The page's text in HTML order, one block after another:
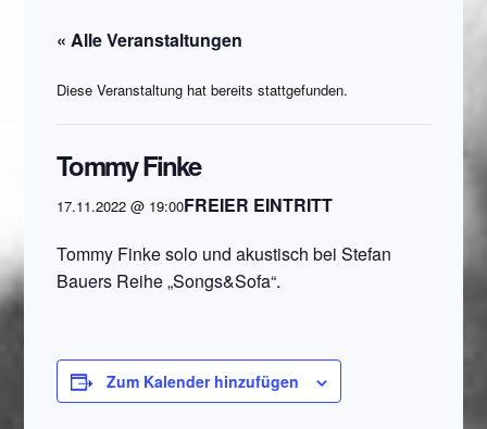
« Alle Veranstaltungen
Diese Veranstaltung hat bereits stattgefunden.
Tommy Finke
17.11.2022 @ 19:00FREIER EINTRITT
Tommy Finke solo und akustisch bei Stefan
Bauers Reihe „Songs&Sofa“.
Zum Kalender hinzufügen